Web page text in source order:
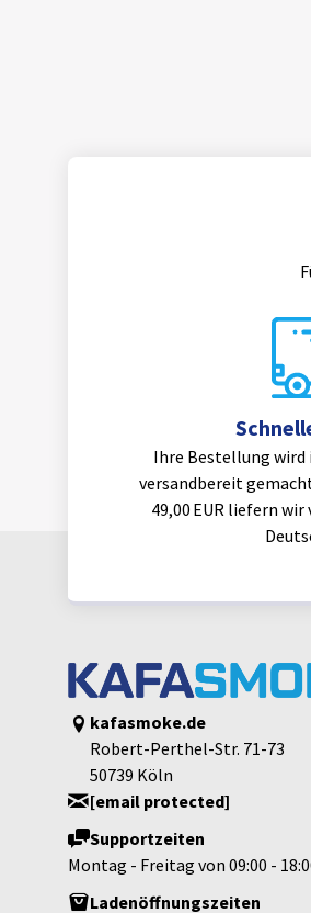
Ihre Bestellung wird
versandbereit
49,00 EUR liefern
kafasmoke.de
Robert-Perthel-Str. 71-73
50739 Köln
[email protected]
Supportzeiten
Montag - Freitag von 09:00 -
Ladenöffnungszeiten